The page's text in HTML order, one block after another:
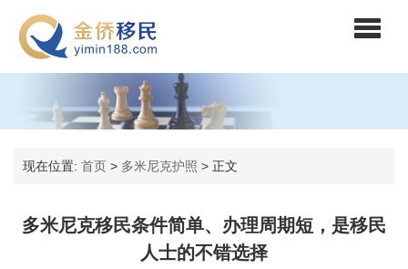
现在位置: 首页 > 多米尼克护照 > 正文
多米尼克移民条件简单、办理周期短，是移民
人士的不错选择